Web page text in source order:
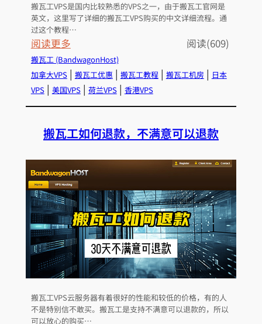
S
P
r
e
s
s
，
使
L
M
P
环
境
搬瓦工VPS是国内比较熟悉的VPS之一，由于搬瓦工官网是
英文，这里写了详细的搬瓦工VPS购买的中文详细流程。通
过这个教程…
阅读更多：
搬
瓦
工
如
购
详
细
介
绍
有
详
细
中
翻
译
阅读(609)
搬瓦工 (BandwagonHost)
加拿大VPS | 搬瓦工优惠 | 搬瓦工教程 | 搬瓦工机房 | 日本
VPS | 美国VPS | 荷兰VPS | 香港VPS
搬瓦工如何退款，不满意可以退款
搬瓦工VPS云服务器有着很好的性能和较低的价格，有的人
不是特别信不敢买。搬瓦工是支持不满意可以退款的，所以
可以放心的购买…